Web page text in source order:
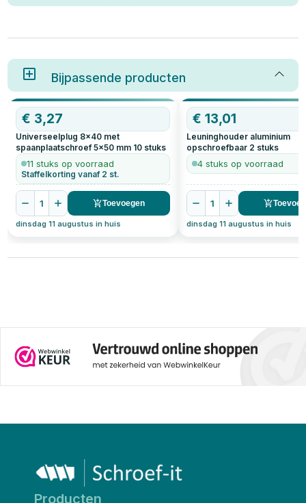
Bijpassende producten
€ 3,27
Universeelplug 8x40 met
spaanplaatschroef 5x50 mm 10 stuks
11 stuks op voorraad
Staffelkorting vanaf 2 st.
1 Toevoegen
dinsdag 11 augustus in huis
€13,01
Leuninghouder aluminium
opschroefbaar 2 stuks
4 stuks op voorraad
1
dinsdag 11 augustus in huis
Producten